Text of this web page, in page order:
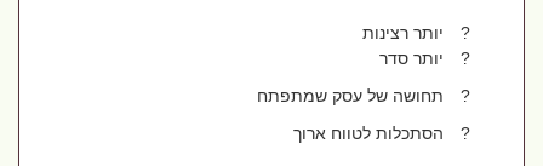
יותר רצינות
יותר סדר
תחושה של עסק שמתפתח
הסתכלות לטווח ארוך